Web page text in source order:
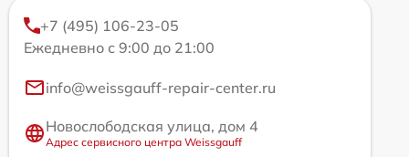
+7 (495) 106-23-05
Ежедневно с 9:00 до 21:00
info@weissgauff-repair-center.ru
Новослободская улица, дом 4
Адрес сервисного центра Weissgauff